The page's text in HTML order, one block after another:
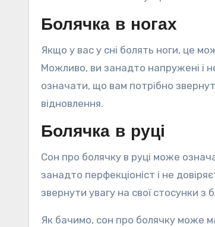
Болячка в ногах
Якщо у вас у сні болять ноги, це
Можливо, ви занадто напружені і
означати, що вам потрібно
відновлення.
Болячка в руці
Сон про болячку в руці може
занадто перфекціоніст і не
звернути увагу на свої стосунки з
Як бачимо, сон про болячку може